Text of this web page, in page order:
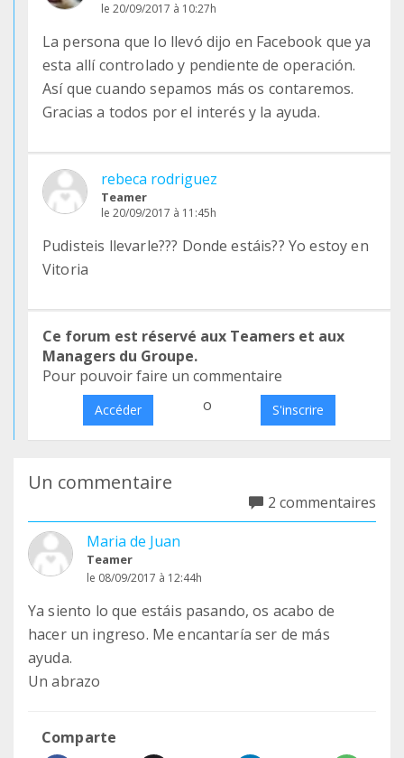
le 20/09/2017 à 10:27h
La persona que lo llevó dijo en Facebook que ya
esta allí controlado y pendiente de operación.
Así que cuando sepamos más os contaremos.
Gracias a todos por el interés y la ayuda.
rebeca rodriguez
Teamer
le 20/09/2017 à 11:45h
Pudisteis llevarle??? Donde estáis?? Yo estoy en
Vitoria
Ce forum est réservé aux Teamers et aux
Managers du Groupe.
Pour pouvoir faire un commentaire
Accéder o S'inscrire
Un commentaire
2 commentaires
Maria de Juan
Teamer
le 08/09/2017 à 12:44h
Ya siento lo que estáis pasando, os acabo de
hacer un ingreso. Me encantaría ser de más
ayuda.
Un abrazo
Comparte